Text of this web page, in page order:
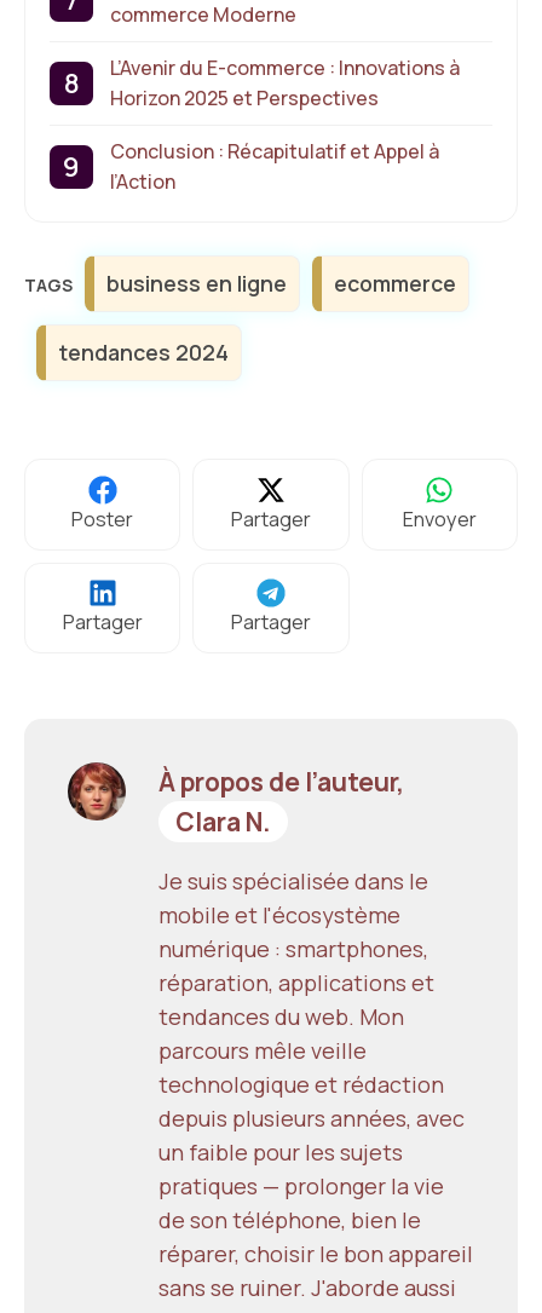
commerce Moderne
L’Avenir du E-commerce : Innovations à
Horizon 2025 et Perspectives
Conclusion : Récapitulatif et Appel à
l’Action
Étiquettes
business en ligne ecommerce
tendances 2024
Poster Partager Envoyer
Partager Partager
À propos de l’auteur,
Clara N.
Je suis spécialisée dans le
mobile et l'écosystème
numérique : smartphones,
réparation, applications et
tendances du web. Mon
parcours mêle veille
technologique et rédaction
depuis plusieurs années, avec
un faible pour les sujets
pratiques — prolonger la vie
de son téléphone, bien le
réparer, choisir le bon appareil
sans se ruiner. J'aborde aussi